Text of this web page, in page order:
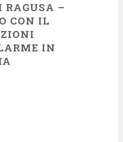
RAGUSA –
CON IL
IN